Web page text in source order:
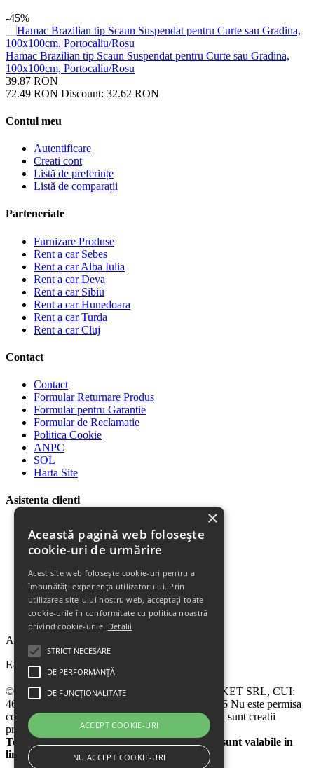
-45%
Hamac Brazilian tip Scaun Suspendat pentru Curte sau Gradina,
100x100cm, Portocaliu/Rosu
39.87 RON
72.49 RON Discount: 32.62 RON
Contul meu
Autentificare
Creati cont
Listă de preferințe
Listă de comparații
Parteneriate
Furnizare Produse
Rent a car Sebes
Rent a car Alba Iulia
Rent a car Deva
Rent a car Sibiu
Rent a car Hunedoara
Rent a car Turda
Rent a car Cluj
Contact
Contact
Formular Returnare Produs
Formular pentru Garantie
Formular de Reclamatie
Politica Cookie
ANPC
SOL
Harta Site
Asistenta clienti
Plata Produselor
Livrarea Produselor
Politica de Retur
Descarca Garantia
Urmareste Comanda
Termeni Garantie
Termeni si Conditii
Abonare la newsletter
E-mail
© 2024 - 2026 eChilipir.ro - SIRIUS TOP MARKET SRL, CUI:
46952581, Reg. Com.: Call Center: 0726 676 676 Nu este permisa
copierea sitului eChilipir.ro - Unele poze si softuri sunt creatii
proprii.
Toate preturile sunt exprimate in lei. Ofertele sunt valabile in
limita stocului disponibil
Această pagină web folosește
cookie-uri de urmărire
Acest site web folosește cookie-uri pentru a
îmbunătăți experiența utilizatorului. Prin
utilizarea site-ului nostru web, acceptați toate
cookie-urile în conformitate cu politica noastră
privind cookie-urile. Detalii
STRICT NECESARE
DE PERFORMANȚĂ
DE FUNCȚIONALITATE
ACCEPT COOKIE-URI
NU ACCEPT COOKIE-URI
×